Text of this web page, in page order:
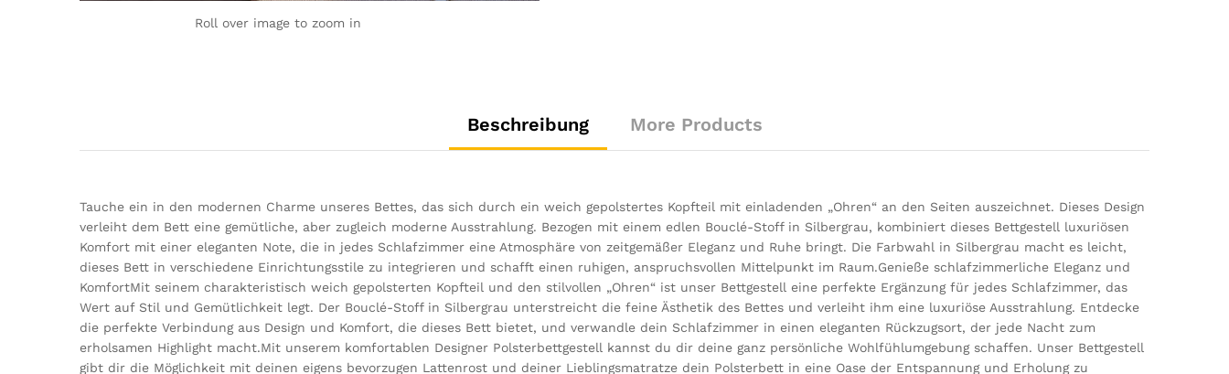
Roll over image to zoom in
Beschreibung More Products
Tauche ein in den modernen Charme unseres Bettes, das sich durch ein weich gepolstertes Kopfteil mit einladenden „Ohren“ an den Seiten auszeichnet. Dieses Design
verleiht dem Bett eine gemütliche, aber zugleich moderne Ausstrahlung. Bezogen mit einem edlen Bouclé-Stoff in Silbergrau, kombiniert dieses Bettgestell luxuriösen
Komfort mit einer eleganten Note, die in jedes Schlafzimmer eine Atmosphäre von zeitgemäßer Eleganz und Ruhe bringt. Die Farbwahl in Silbergrau macht es leicht,
dieses Bett in verschiedene Einrichtungsstile zu integrieren und schafft einen ruhigen, anspruchsvollen Mittelpunkt im Raum.Genieße schlafzimmerliche Eleganz und
KomfortMit seinem charakteristisch weich gepolsterten Kopfteil und den stilvollen „Ohren“ ist unser Bettgestell eine perfekte Ergänzung für jedes Schlafzimmer, das
Wert auf Stil und Gemütlichkeit legt. Der Bouclé-Stoff in Silbergrau unterstreicht die feine Ästhetik des Bettes und verleiht ihm eine luxuriöse Ausstrahlung. Entdecke
die perfekte Verbindung aus Design und Komfort, die dieses Bett bietet, und verwandle dein Schlafzimmer in einen eleganten Rückzugsort, der jede Nacht zum
erholsamen Highlight macht.Mit unserem komfortablen Designer Polsterbettgestell kannst du dir deine ganz persönliche Wohlfühlumgebung schaffen. Unser Bettgestell
gibt dir die Möglichkeit mit deinen eigens bevorzugen Lattenrost und deiner Lieblingsmatratze dein Polsterbett in eine Oase der Entspannung und Erholung zu